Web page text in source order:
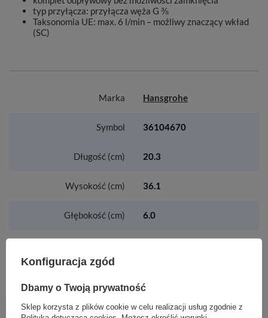
typ przyłącza: przyłącza węża G ⅜
Taksonomia UE: max. 6 l/min – możliwy znaczący wkład
(SC)
Marka Hansgrohe
Symbol 36104670
Długość (cm) 20.3
Wysokość (cm) 36.1
Głębokość (cm) 6.0
ZOBACZ RÓWNIEŻ
HG Tecturis S Jednouchwytowa bateria
Konfiguracja zgód
Dbamy o Twoją prywatność
Sklep korzysta z plików cookie w celu realizacji usług zgodnie z